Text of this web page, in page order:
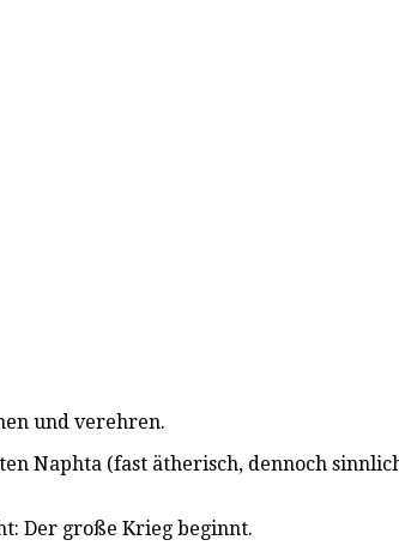
und verehren.
Naphta (fast ätherisch, dennoch
Der große Krieg beginnt.